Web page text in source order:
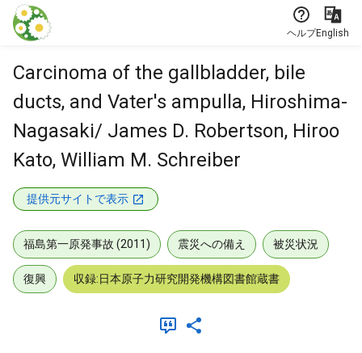
本文に飛ぶ
ヘルプEnglish
Carcinoma of the gallbladder, bile
ducts, and Vater's ampulla, Hiroshima-
Nagasaki/ James D. Robertson, Hiroo
Kato, William M. Schreiber
提供元サイトで表示
福島第一原発事故 (2011) 震災への備え 被災状況
復興 収録:日本原子力研究開発機構図書館蔵書